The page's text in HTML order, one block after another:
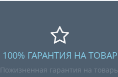
100% ГАРАНТИЯ НА ТОВАР
Пожизненная гарантия на товары